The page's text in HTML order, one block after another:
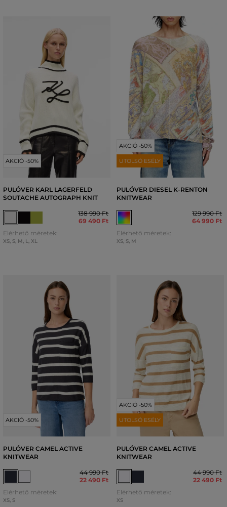
AKCIÓ -50%
PULÓVER KARL LAGERFELD
SOUTACHE AUTOGRAPH KNIT
138 990 Ft
69 490 Ft
Elérhető méretek:
XS, S, M, L, XL
AKCIÓ -50%
UTOLSÓ ESÉLY
PULÓVER DIESEL K-RENTON
KNITWEAR
129 990 Ft
64 990 Ft
Elérhető méretek:
XS, S, M
AKCIÓ -50%
PULÓVER CAMEL ACTIVE
KNITWEAR
44 990 Ft
22 490 Ft
Elérhető méretek:
XS, S
AKCIÓ -50%
UTOLSÓ ESÉLY
PULÓVER CAMEL ACTIVE
KNITWEAR
44 990 Ft
22 490 Ft
Elérhető méretek:
XS